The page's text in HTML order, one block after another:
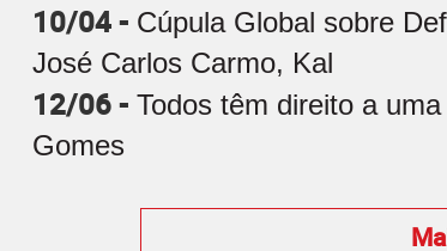
10/04 - Cúpula Global sobre
José Carlos Carmo, Kal
12/06 - Todos têm direito a
Gomes